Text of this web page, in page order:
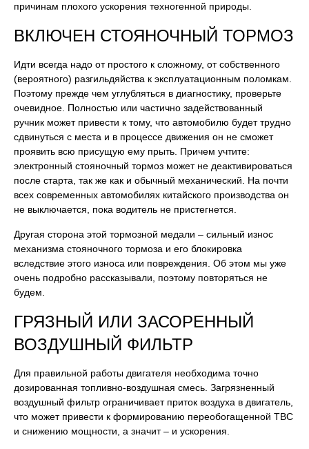
причинам плохого ускорения техногенной природы.
ВКЛЮЧЕН СТОЯНОЧНЫЙ ТОРМОЗ
Идти всегда надо от простого к сложному, от собственного
(вероятного) разгильдяйства к эксплуатационным поломкам.
Поэтому прежде чем углубляться в диагностику, проверьте
очевидное. Полностью или частично задействованный
ручник может привести к тому, что автомобилю будет трудно
сдвинуться с места и в процессе движения он не сможет
проявить всю присущую ему прыть. Причем учтите:
электронный стояночный тормоз может не деактивироваться
после старта, так же как и обычный механический. На почти
всех современных автомобилях китайского производства он
не выключается, пока водитель не пристегнется.
Другая сторона этой тормозной медали – сильный износ
механизма стояночного тормоза и его блокировка
вследствие этого износа или повреждения. Об этом мы уже
очень подробно рассказывали, поэтому повторяться не
будем.
ГРЯЗНЫЙ ИЛИ ЗАСОРЕННЫЙ
ВОЗДУШНЫЙ ФИЛЬТР
Для правильной работы двигателя необходима точно
дозированная топливно-воздушная смесь. Загрязненный
воздушный фильтр ограничивает приток воздуха в двигатель,
что может привести к формированию переобогащенной ТВС
и снижению мощности, а значит – и ускорения.